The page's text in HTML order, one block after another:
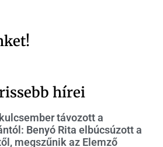
hírei
távozott a
Benyó Rita elbúcsúzott a
megszűnik az Elemző